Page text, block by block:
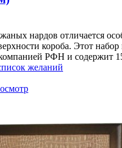
нардов отличается
короба. Этот набор
РФН и содержит
желаний